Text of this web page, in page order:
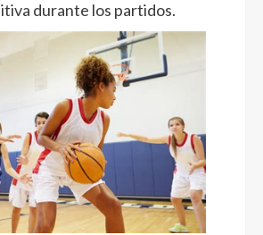
durante los partidos.